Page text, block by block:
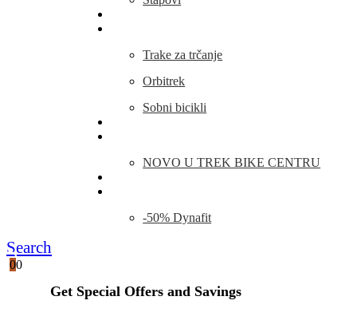
Trake za trčanje
Orbitrek
Sobni bicikli
NOVO U TREK BIKE CENTRU
-50% Dynafit
Search
00
Get Special Offers and Savings